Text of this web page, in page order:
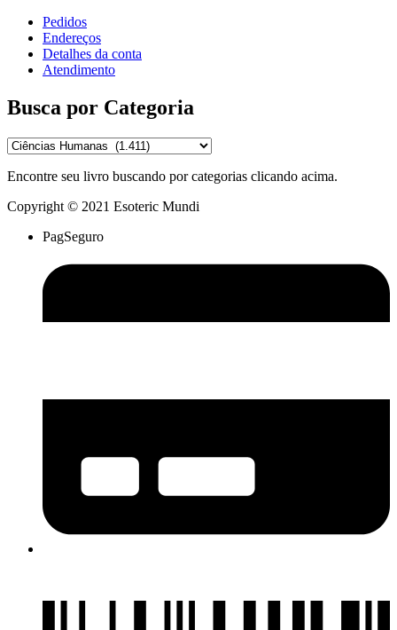
Pedidos
Endereços
Detalhes da conta
Atendimento
Busca por Categoria
Encontre seu livro buscando por categorias clicando acima.
Copyright © 2021 Esoteric Mundi
PagSeguro